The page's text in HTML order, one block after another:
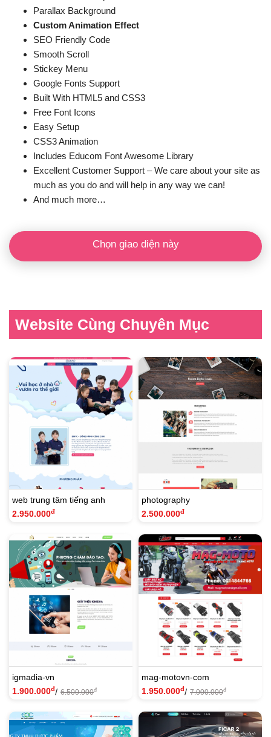
Parallax Background
Custom Animation Effect
SEO Friendly Code
Smooth Scroll
Stickey Menu
Google Fonts Support
Built With HTML5 and CSS3
Free Font Icons
Easy Setup
CSS3 Animation
Includes Educom Font Awesome Library
Excellent Customer Support – We care about your site as
much as you do and will help in any way we can!
And much more…
Chọn giao diện này
Website Cùng Chuyên Mục
web trung tâm tiếng anh
2.950.000đ
photography
2.500.000đ
igmadia-vn
1.900.000đ/ 6.500.000đ
mag-motovn-com
1.950.000đ/ 7.000.000đ